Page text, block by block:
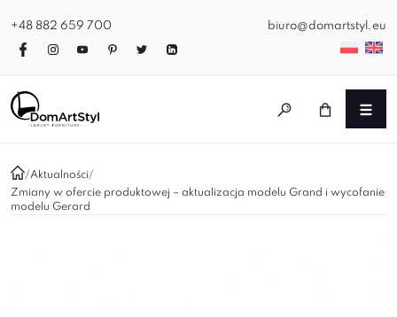
+48 882 659 700 biuro@domartstyl.eu
/Aktualności/
Zmiany w ofercie produktowej – aktualizacja modelu Grand i wycofanie
modelu Gerard